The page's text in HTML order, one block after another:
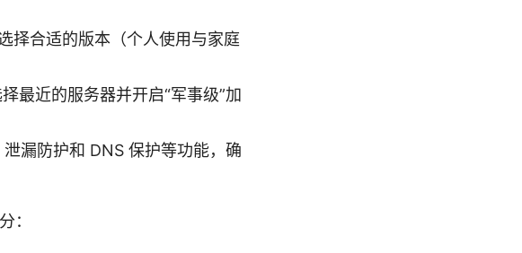
择合适的版本（个人使用与家庭
最近的服务器并开启“军事级”加
漏防护和 DNS 保护等功能，确
：